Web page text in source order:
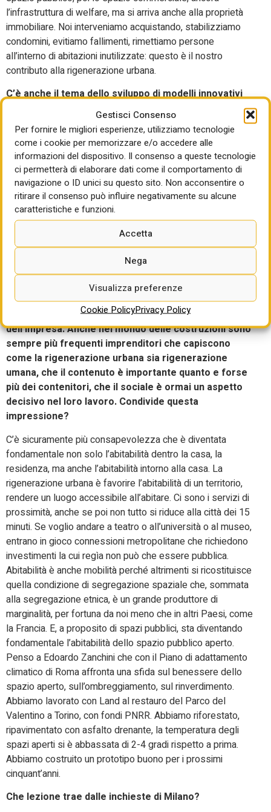
Gestisci Consenso
Per fornire le migliori esperienze, utilizziamo tecnologie
come i cookie per memorizzare e/o accedere alle
informazioni del dispositivo. Il consenso a queste tecnologie
ci permetterà di elaborare dati come il comportamento di
navigazione o ID unici su questo sito. Non acconsentire o
ritirare il consenso può influire negativamente su alcune
caratteristiche e funzioni.
Accetta
Nega
Visualizza preferenze
Cookie PolicyPrivacy Policy
l’infrastruttura di welfare, ma si arriva anche alla proprietà
immobiliare. Noi interveniamo acquistando, stabilizziamo
condomini, evitiamo fallimenti, rimettiamo persone
all’interno di abitazioni inutilizzate: questo è il nostro
contributo alla rigenerazione urbana.
C’è anche il tema dello sviluppo di modelli innovativi
Stiamo concludendo un lavoro finanziato dalla Fondazione
con il Sud nel centro storico di Taranto, in cui abbiamo
provato a costruire modelli di sviluppo ibridi per valorizzare
il potenziale di riqualificazione a fini turistico-ricettivi.
L’obiettivo non è innescare processi selettivi, ma anzi
retrocedere una parte della plusvalenza alla creazione di
housing sociale e alla stabilizzazione della popolazione
residente. Stiamo parlando di un quartiere dove nel 1940
abitavano 40mila persone, oggi non arrivano a quattromila.
Oppure cerchiamo, con altri progetti ibridi, di costruire
modelli di housing intergenerazionale, con un ampio
coinvolgimento degli studenti.
Dicevamo di una diversa consapevolezza
dell’impresa. Anche nel mondo delle costruzioni sono
sempre più frequenti imprenditori che capiscono
come la rigenerazione urbana sia rigenerazione
umana, che il contenuto è importante quanto e forse
più dei contenitori, che il sociale è ormai un aspetto
decisivo nel loro lavoro. Condivide questa
impressione?
C’è sicuramente più consapevolezza che è diventata
fondamentale non solo l’abitabilità dentro la casa, la
residenza, ma anche l’abitabilità intorno alla casa. La
rigenerazione urbana è favorire l’abitabilità di un territorio,
rendere un luogo accessibile all’abitare. Ci sono i servizi di
prossimità, anche se poi non tutto si riduce alla città dei 15
minuti. Se voglio andare a teatro o all’università o al museo,
entrano in gioco connessioni metropolitane che richiedono
investimenti la cui regìa non può che essere pubblica.
Abitabilità è anche mobilità perché altrimenti si ricostituisce
quella condizione di segregazione spaziale che, sommata
alla segregazione etnica, è un grande produttore di
marginalità, per fortuna da noi meno che in altri Paesi, come
la Francia. E, a proposito di spazi pubblici, sta diventando
fondamentale l’abitabilità dello spazio pubblico aperto.
Penso a Edoardo Zanchini che con il Piano di adattamento
climatico di Roma affronta una sfida sul benessere dello
spazio aperto, sull’ombreggiamento, sul rinverdimento.
Abbiamo lavorato con Land al restauro del Parco del
Valentino a Torino, con fondi PNRR. Abbiamo riforestato,
ripavimentato con asfalto drenante, la temperatura degli
spazi aperti si è abbassata di 2-4 gradi rispetto a prima.
Abbiamo costruito un prototipo buono per i prossimi
cinquant’anni.
Che lezione trae dalle inchieste di Milano?